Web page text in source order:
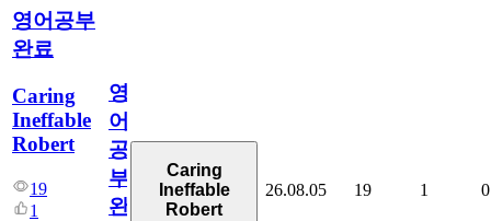
영어공부
완료
Caring
Ineffable
Robert
19
1
영
어
공
부
완
Caring
Ineffable
Robert
26.08.05 19 1 0